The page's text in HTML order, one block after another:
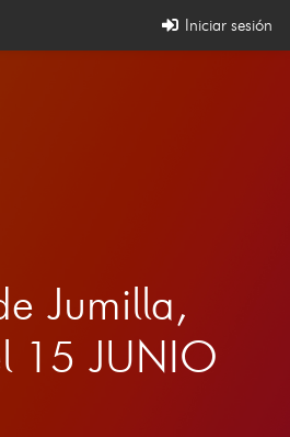
Iniciar sesión
Jumilla,
15 JUNIO